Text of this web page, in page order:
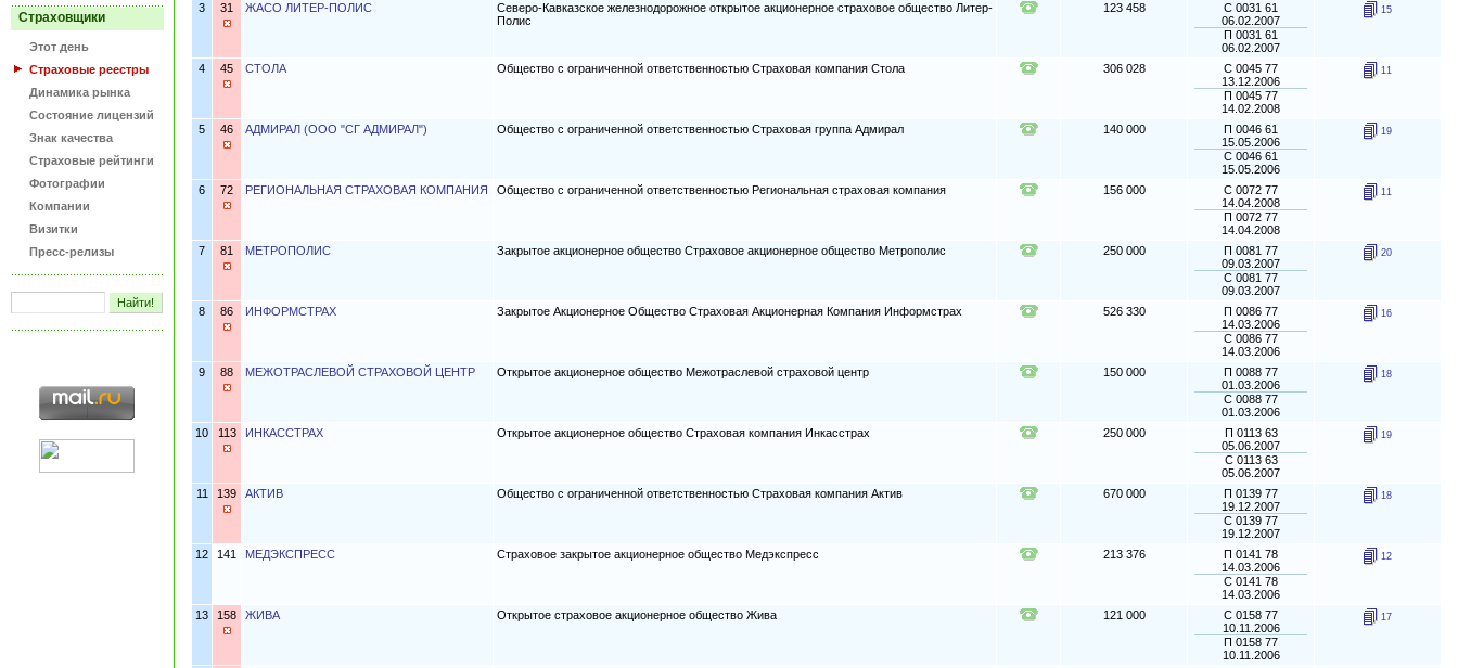
Страховщики
Этот день
Страховые реестры
Динамика рынка
Состояние лицензий
Знак качества
Страховые рейтинги
Фотографии
Компании
Визитки
Пресс-релизы
3 31 ЖАСО ЛИТЕР-ПОЛИС
Северо-Кавказское железнодорожное открытое акционерное страховое общество Литер-
Полис
123 458
С 0031 61
06.02.2007
П 0031 61
06.02.2007
15
4 45 СТОЛА Общество с ограниченной ответственностью Страховая компания Стола 306 028
С 0045 77
13.12.2006
П 0045 77
14.02.2008
11
5 46 АДМИРАЛ (ООО "СГ АДМИРАЛ") Общество с ограниченной ответственностью Страховая группа Адмирал 140 000
П 0046 61
15.05.2006
С 0046 61
15.05.2006
19
6 72 РЕГИОНАЛЬНАЯ СТРАХОВАЯ КОМПАНИЯ Общество с ограниченной ответственностью Региональная страховая компания 156 000
С 0072 77
14.04.2008
П 0072 77
14.04.2008
11
7 81 МЕТРОПОЛИС Закрытое акционерное общество Страховое акционерное общество Метрополис 250 000
П 0081 77
09.03.2007
С 0081 77
09.03.2007
20
8 86 ИНФОРМСТРАХ Закрытое Акционерное Общество Страховая Акционерная Компания Информстрах 526 330
П 0086 77
14.03.2006
С 0086 77
14.03.2006
16
9 88 МЕЖОТРАСЛЕВОЙ СТРАХОВОЙ ЦЕНТР Открытое акционерное общество Межотраслевой страховой центр 150 000
П 0088 77
01.03.2006
С 0088 77
01.03.2006
18
10 113 ИНКАССТРАХ Открытое акционерное общество Страховая компания Инкасстрах 250 000
П 0113 63
05.06.2007
С 0113 63
05.06.2007
19
11 139 АКТИВ Общество с ограниченной ответственностью Страховая компания Актив 670 000
П 0139 77
19.12.2007
С 0139 77
19.12.2007
18
12 141 МЕДЭКСПРЕСС Страховое закрытое акционерное общество Медэкспресс 213 376
П 0141 78
14.03.2006
С 0141 78
14.03.2006
12
13 158 ЖИВА Открытое страховое акционерное общество Жива 121 000
С 0158 77
10.11.2006
П 0158 77
10.11.2006
17